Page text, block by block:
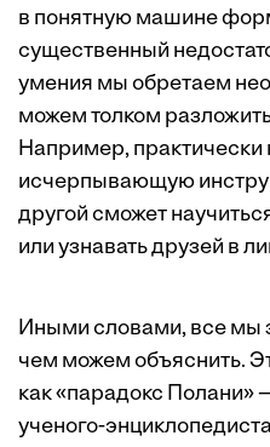
в понятную машине
существенный
умения мы обретаем
можем толком
Например, практически
исчерпывающую
другой сможет
или узнавать друзей в
Иными словами, все мы
чем можем объяснить.
как «парадокс Полани»
ученого-